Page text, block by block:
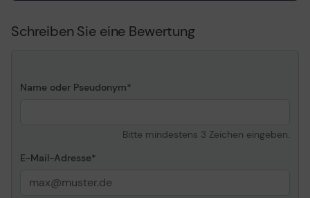
Schreiben Sie eine Bewertung
Name oder Pseudonym
Bitte mindestens 3 Zeichen eingeben.
E-Mail-Adresse